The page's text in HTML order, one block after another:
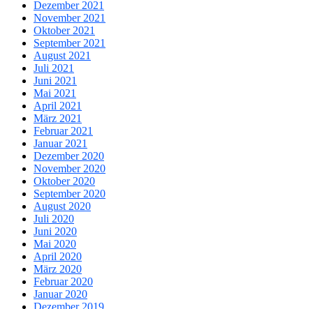
Dezember 2021
November 2021
Oktober 2021
September 2021
August 2021
Juli 2021
Juni 2021
Mai 2021
April 2021
März 2021
Februar 2021
Januar 2021
Dezember 2020
November 2020
Oktober 2020
September 2020
August 2020
Juli 2020
Juni 2020
Mai 2020
April 2020
März 2020
Februar 2020
Januar 2020
Dezember 2019